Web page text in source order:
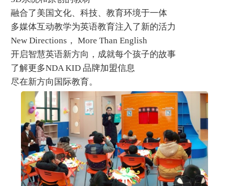
融合了美国文化、科技、教育环境于一体
多媒体互动教学为英语教育注入了新的活力
New Directions， More Than English
开启智慧英语新方向，成就每个孩子的故事
了解更多NDA KID 品牌加盟信息
尽在新方向国际教育。